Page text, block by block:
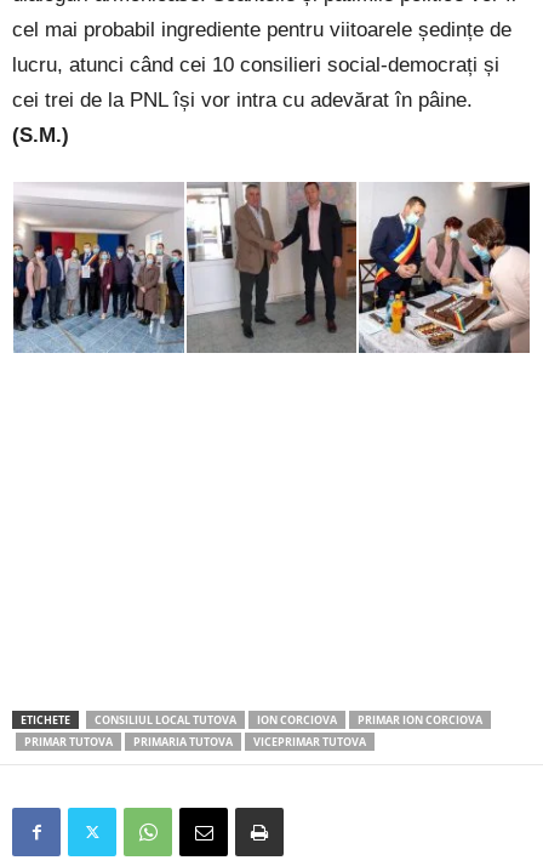
cel mai probabil ingrediente pentru viitoarele ședințe de
lucru, atunci când cei 10 consilieri social-democrați și
cei trei de la PNL își vor intra cu adevărat în pâine.
(S.M.)
ETICHETE CONSILIUL LOCAL TUTOVA ION CORCIOVA
PRIMAR ION CORCIOVA
PRIMAR TUTOVA
PRIMARIA TUTOVA VICEPRIMAR TUTOVA